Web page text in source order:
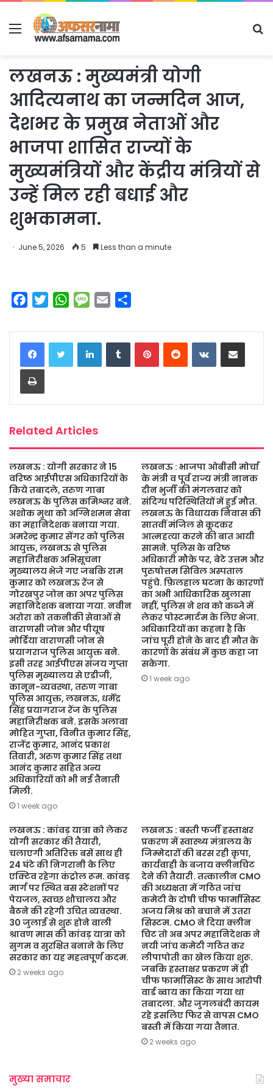
Menu
लखनऊ : मुख्यमंत्री योगी
आदित्यनाथ का जन्मदिन आज,
देशभर के प्रमुख नेताओं और
भाजपा शासित राज्यों के
मुख्यमंत्रियों और केंद्रीय मंत्रियों से
उन्हें मिल रही बधाई और
शुभकामना.
June 5, 2026 5 Less than a minute
c
e
b
o
o
i
t
t
W
a
t
s
M
s
s
a
a
i
a
r
e
LinkedInTumblrPinterestReddit VKontakteShare via Email
Print
Related Articles
लखनऊ : योगी सरकार ने 15
वरिष्ठ आईपीएस अधिकारियों के
किये तबादले, तरुण गाबा
लखनऊ के पुलिस कमिश्नर बने.
अशोक मुथा को अग्निशमन सेवा
का महानिदेशक बनाया गया.
अमरेन्द्र कुमार सेंगर को पुलिस
आयुक्त, लखनऊ से पुलिस
महानिरीक्षक अभिसूचना
मुख्यालय भेजे गए जबकि राम
कुमार को लखनऊ रेंज से
गोरखपुर जोन का अपर पुलिस
महानिदेशक बनाया गया. नवीन
अरोरा को तकनीकी सेवाओं से
वाराणसी जोन और पीयूष
मोर्डिया वाराणसी जोन से
प्रयागराज पुलिस आयुक्त बने.
इसी तरह आईपीएस संजय गुप्ता
पुलिस मुख्यालय से एडीजी,
कानून-व्यवस्था, तरुण गाबा
पुलिस आयुक्त, लखनऊ, धर्मेंद्र
सिंह प्रयागराज रेंज के पुलिस
महानिरीक्षक बने. इसके अलावा
मोहित गुप्ता, विनीत कुमार सिंह,
राजेंद्र कुमार, आनंद प्रकाश
तिवारी, अरुण कुमार सिंह तथा
आनंद कुमार सहित अन्य
अधिकारियों को भी नई तैनाती
मिली.
1 week ago
लखनऊ : भाजपा ओबीसी मोर्चा
के मंत्री व पूर्व राज्य मंत्री नानक
दीन भुर्जी की मंगलवार को
संदिग्ध परिस्थितियों में हुई मौत.
लखनऊ के विधायक निवास की
सातवीं मंजिल से कूदकर
आत्महत्या करने की बात आयी
सामने. पुलिस के वरिष्ठ
अधिकारी मौके पर, बेटे उत्तम और
पुरुषोत्तम सिविल अस्पताल
पहुंचे. फ़िलहाल घटना के कारणों
का अभी आधिकारिक खुलासा
नहीं, पुलिस ने शव को कब्जे में
लेकर पोस्टमार्टम के लिए भेजा.
अधिकारियों का कहना है कि
जांच पूरी होने के बाद ही मौत के
कारणों के संबंध में कुछ कहा जा
सकेगा.
1 week ago
लखनऊ : कांवड़ यात्रा को लेकर
योगी सरकार की तैयारी,
चलाएगी अतिरिक्त बसें साथ ही
24 घंटे की निगरानी के लिए
एक्टिव रहेगा कंट्रोल रूम. कांवड़
मार्ग पर स्थित बस स्टेशनों पर
पेयजल, स्वच्छ शौचालय और
बैठने की रहेगी उचित व्यवस्था.
30 जुलाई से शुरू होने वाली
श्रावण मास की कांवड़ यात्रा को
सुगम व सुरक्षित बनाने के लिए
सरकार का यह महत्वपूर्ण कदम.
2 weeks ago
लखनऊ : बस्ती फर्जी हस्ताक्षर
प्रकरण में स्वास्थ्य मंत्रालय के
जिम्मेदारों की बरस रही कृपा,
कार्यवाही के बजाय क्लीनचिट
देने की तैयारी. तत्कालीन CMO
की अध्यक्षता में गठित जांच
कमेटी के दोषी चीफ फार्मासिस्ट
अजय मिश्र को बचाने में उतरा
सिस्टम. CMO ने दिया क्लीन
चिट तो अब अपर महानिदेशक ने
नयी जांच कमेटी गठित कर
लीपापोती का खेल किया शुरू.
जबकि हस्ताक्षर प्रकरण में ही
चीफ फार्मासिस्ट के साथ आरोपी
वार्ड ब्वाय का किया गया था
तबादला. और जुगलबंदी कायम
रहे इसलिए फिर से वापस CMO
बस्ती में किया गया तैनात.
2 weeks ago
मुख्या समाचार